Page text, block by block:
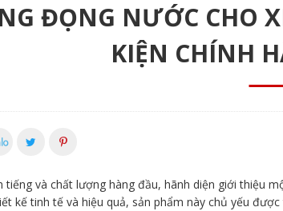
ĐỌNG NƯỚC CHO
KIỆN CHÍNH
và chất lượng hàng đầu, hãnh diện giới thiệu
kế tinh tế và hiệu quả, sản phẩm này chủ yếu